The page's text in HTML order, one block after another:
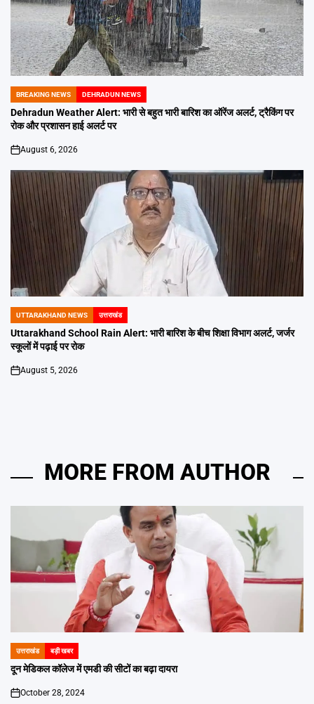
POSTED
IN
BREAKING NEWS DEHRADUN NEWS
Dehradun Weather Alert: भारी से बहुत भारी बारिश का ऑरेंज अलर्ट, ट्रैकिंग पर
रोक और प्रशासन हाई अलर्ट पर
on
August 6, 2026
POSTED
IN
UTTARAKHAND NEWS उत्तराखंड
Uttarakhand School Rain Alert: भारी बारिश के बीच शिक्षा विभाग अलर्ट, जर्जर
स्कूलों में पढ़ाई पर रोक
on
August 5, 2026
MORE FROM AUTHOR
POSTED
IN
उत्तराखंड बड़ी खबर
दून मेडिकल कॉलेज में एमडी की सीटों का बढ़ा दायरा
on
October 28, 2024